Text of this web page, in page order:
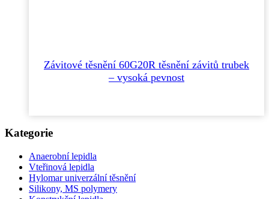
Závitové těsnění 60G20R těsnění závitů trubek
– vysoká pevnost
Kategorie
Anaerobní lepidla
Vteřinová lepidla
Hylomar univerzální těsnění
Silikony, MS polymery